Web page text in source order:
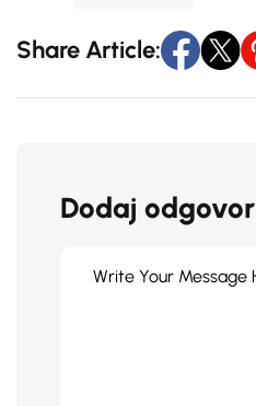
Share Article:
Dodaj odgovor